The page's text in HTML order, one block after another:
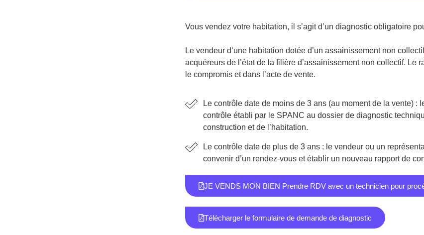
Vous vendez votre habitation, il s’agit d’un diagnostic obligatoire
Le vendeur d’une habitation dotée d’un assainissement non
acquéreurs de l’état de la filière d’assainissement non collectif. Le
le compromis et dans l’acte de vente.
Le contrôle date de moins de 3 ans (au moment de la vente) :
contrôle établi par le SPANC au dossier de diagnostic
construction et de l’habitation.
Le contrôle date de plus de 3 ans : le vendeur ou un
convenir d’un rendez-vous et établir un nouveau rapport de
JE VENDS MON BIEN Prendre RDV avec un technicien pour
Télécharger le formulaire de demande de diagnostic